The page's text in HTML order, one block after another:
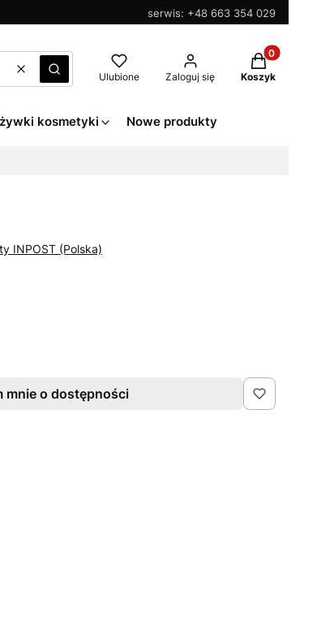
serwis: +48 663 354 029
WyczyśćSzukaj Ulubione Zaloguj się
Produkty w
Koszyk
kosmetyki Nowe produkty
INPOST (Polska)
mnie o dostępności